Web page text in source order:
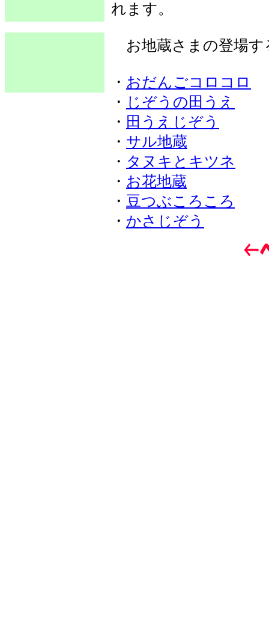
れます。
お地蔵さまの登場す
・ おだんごコロコロ
・ じぞうの田うえ
・ 田うえじぞう
・ サル地蔵
・ タヌキとキツネ
・ お花地蔵
・ 豆つぶころころ
・ かさじぞう